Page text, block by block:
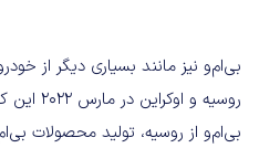
بی‌ام‌و نیز مانند بسیاری دیگر از
روسیه و
بی‌ام‌و از روسیه، تولید محصولات